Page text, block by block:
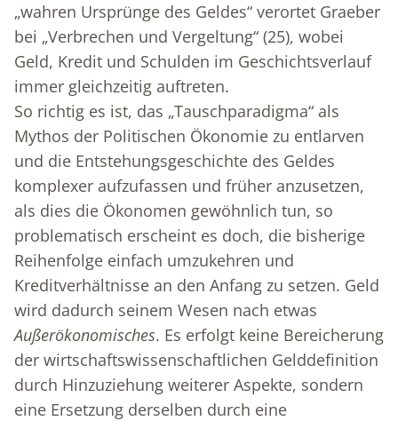
„wahren Ursprünge des Geldes“ verortet Graeber
bei „Verbrechen und Vergeltung“ (25), wobei
Geld, Kredit und Schulden im Geschichtsverlauf
immer gleichzeitig auftreten.
So richtig es ist, das „Tauschparadigma“ als
Mythos der Politischen Ökonomie zu entlarven
und die Entstehungsgeschichte des Geldes
komplexer aufzufassen und früher anzusetzen,
als dies die Ökonomen gewöhnlich tun, so
problematisch erscheint es doch, die bisherige
Reihenfolge einfach umzukehren und
Kreditverhältnisse an den Anfang zu setzen. Geld
wird dadurch seinem Wesen nach etwas
Außerökonomisches. Es erfolgt keine Bereicherung
der wirtschaftswissenschaftlichen Gelddefinition
durch Hinzuziehung weiterer Aspekte, sondern
eine Ersetzung derselben durch eine